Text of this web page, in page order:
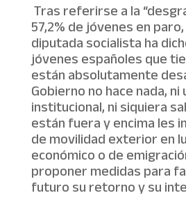
Tras referirse a la
57,2% de jóvenes en paro,
diputada socialista ha
jóvenes españoles que
están absolutamente
Gobierno no hace nada, ni
institucional, ni siquiera
están fuera y encima les
de movilidad exterior en
económico o de
proponer medidas para
futuro su retorno y su